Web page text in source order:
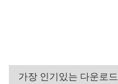
가장 인기있는 다운로드